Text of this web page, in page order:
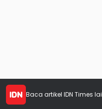
Baca artikel IDN Times